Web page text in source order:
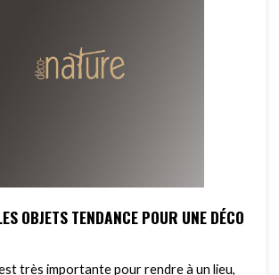
OBJETS TENDANCE POUR UNE DÉCO
très importante pour rendre à un lieu,